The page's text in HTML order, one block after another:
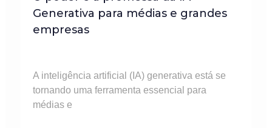
Generativa para médias e grandes
empresas
A inteligência artificial (IA) generativa está se
tornando uma ferramenta essencial para
médias e